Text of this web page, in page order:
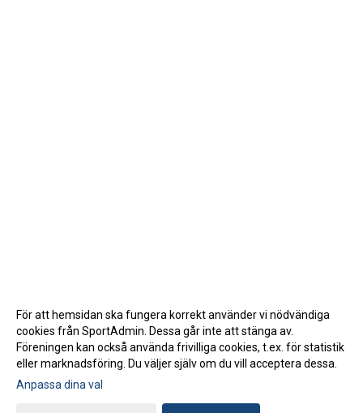
Gå till Webbversion
För att hemsidan ska fungera korrekt använder vi nödvändiga
cookies från SportAdmin. Dessa går inte att stänga av.
Föreningen kan också använda frivilliga cookies, t.ex. för statistik
eller marknadsföring. Du väljer själv om du vill acceptera dessa.
Anpassa dina val